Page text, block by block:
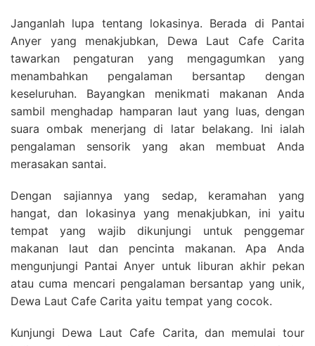
Janganlah lupa tentang lokasinya. Berada di Pantai
Anyer yang menakjubkan, Dewa Laut Cafe Carita
tawarkan pengaturan yang mengagumkan yang
menambahkan pengalaman bersantap dengan
keseluruhan. Bayangkan menikmati makanan Anda
sambil menghadap hamparan laut yang luas, dengan
suara ombak menerjang di latar belakang. Ini ialah
pengalaman sensorik yang akan membuat Anda
merasakan santai.
Dengan sajiannya yang sedap, keramahan yang
hangat, dan lokasinya yang menakjubkan, ini yaitu
tempat yang wajib dikunjungi untuk penggemar
makanan laut dan pencinta makanan. Apa Anda
mengunjungi Pantai Anyer untuk liburan akhir pekan
atau cuma mencari pengalaman bersantap yang unik,
Dewa Laut Cafe Carita yaitu tempat yang cocok.
Kunjungi Dewa Laut Cafe Carita, dan memulai tour